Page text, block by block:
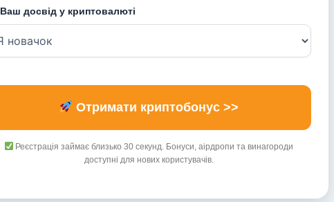
Ваш досвід у криптовалюті
Отримати криптобонус >>
Реєстрація займає близько 30 секунд. Бонуси, аірдропи та винагороди
доступні для нових користувачів.